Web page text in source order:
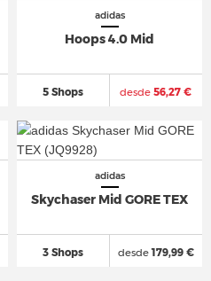
adidas
Hoops 4.0 Mid
5 Shops desde 56,27 €
adidas
Skychaser Mid GORE TEX
3 Shops desde179,99 €